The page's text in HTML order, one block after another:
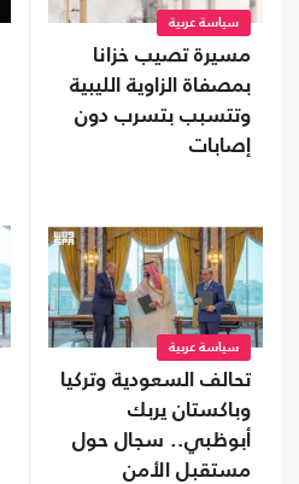
سياسة عربية
مسيرة تصيب خزانا
بمصفاة الزاوية الليبية
وتتسبب بتسرب دون
إصابات
سياسة عربية
تحالف السعودية وتركيا
وباكستان يربك
أبوظبي.. سجال حول
مستقبل الأمن